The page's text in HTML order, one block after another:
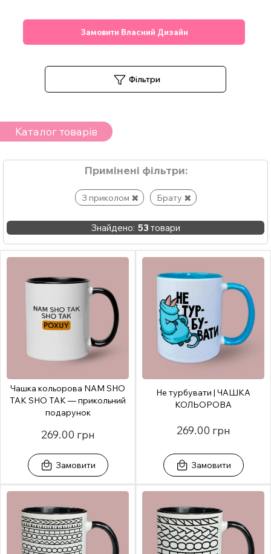
Замовити Власний Дизайн
Фільтри
Каталог товарів
Примінені фільтри:
З приколом Брату
Знайдено: 53 товари
Чашка кольорова NAM SHO
TAK SHO TAK — прикольний
подарунок
269.00 грн
Замовити
Не турбувати | ЧАШКА
КОЛЬОРОВА
269.00 грн
Замовити